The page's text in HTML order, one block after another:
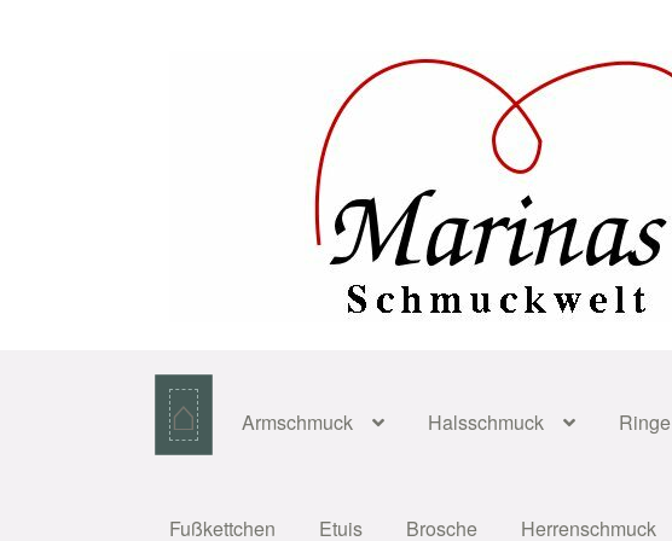
⌂ Armschmuck Halsschmuck Ringe
Fußkettchen Etuis Brosche Herrenschmuck